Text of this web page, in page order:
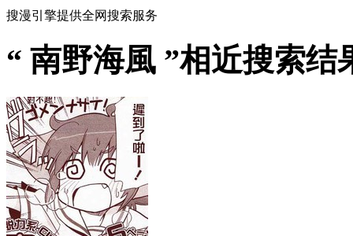
搜漫引擎提供全网搜索服务
“ 南野海風 ”相近搜索结